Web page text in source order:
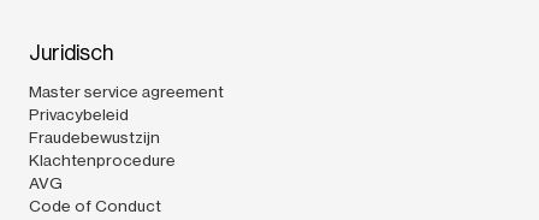
Juridisch
Master service agreement
Privacybeleid
Fraudebewustzijn
Klachtenprocedure
AVG
Code of Conduct